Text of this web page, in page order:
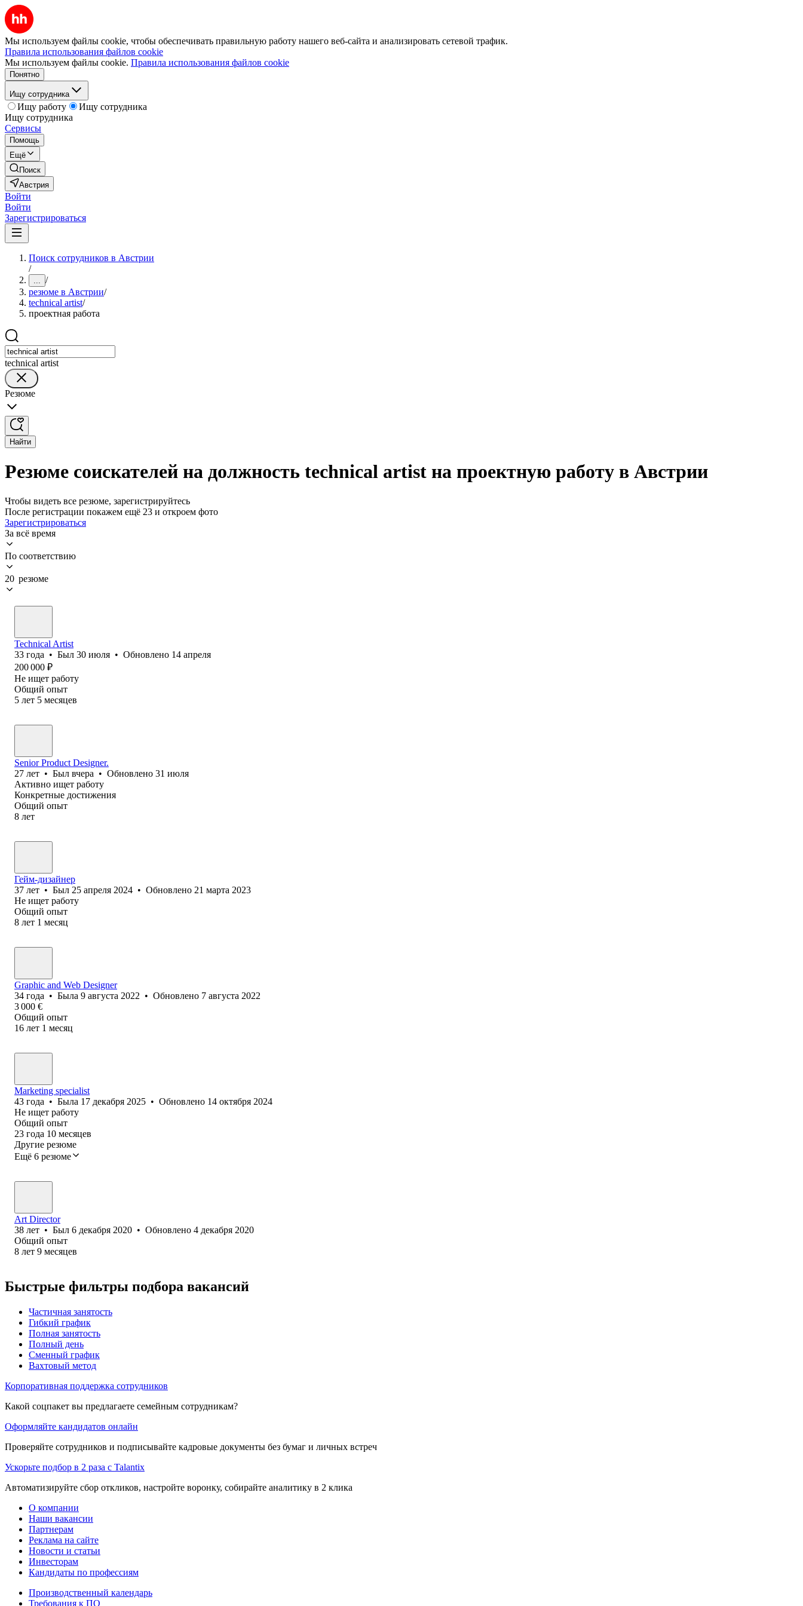
Мы используем файлы cookie, чтобы обеспечивать правильную работу нашего веб-сайта и анализировать сетевой трафик.
Правила использования файлов cookie
Мы используем файлы cookie. Правила использования файлов cookie
Понятно
Ищу сотрудника
Ищу работу
Ищу сотрудника
Ищу сотрудника
Сервисы
Помощь
Ещё
Поиск
Австрия
Войти
Войти
Зарегистрироваться
Поиск сотрудников в Австрии
/
... /
резюме в Австрии/
technical artist/
проектная работа
technical artist
Резюме
Найти
Резюме соискателей на должность technical artist на проектную работу в Австрии
Чтобы видеть все резюме, зарегистрируйтесь
После регистрации покажем ещё 23 и откроем фото
Зарегистрироваться
За всё время
По соответствию
20 резюме
Technical Artist
33 года • Был 30 июля • Обновлено 14 апреля
200 000 ₽
Не ищет работу
Общий опыт
5 лет 5 месяцев
Senior Product Designer.
27 лет • Был вчера • Обновлено 31 июля
Активно ищет работу
Конкретные достижения
Общий опыт
8 лет
Гейм-дизайнер
37 лет • Был 25 апреля 2024 • Обновлено 21 марта 2023
Не ищет работу
Общий опыт
8 лет 1 месяц
Graphic and Web Designer
34 года • Была 9 августа 2022 • Обновлено 7 августа 2022
3 000 €
Общий опыт
16 лет 1 месяц
Marketing specialist
43 года • Была 17 декабря 2025 • Обновлено 14 октября 2024
Не ищет работу
Общий опыт
23 года 10 месяцев
Другие резюме
Ещё 6 резюме
Art Director
38 лет • Был 6 декабря 2020 • Обновлено 4 декабря 2020
Общий опыт
8 лет 9 месяцев
Быстрые фильтры подбора вакансий
Частичная занятость
Гибкий график
Полная занятость
Полный день
Сменный график
Вахтовый метод
Корпоративная поддержка сотрудников
Какой соцпакет вы предлагаете семейным сотрудникам?
Оформляйте кандидатов онлайн
Проверяйте сотрудников и подписывайте кадровые документы без бумаг и личных встреч
Ускорьте подбор в 2 раза с Talantix
Автоматизируйте сбор откликов, настройте воронку, собирайте аналитику в 2 клика
О компании
Наши вакансии
Партнерам
Реклама на сайте
Новости и статьи
Инвесторам
Кандидаты по профессиям
Производственный календарь
Требования к ПО